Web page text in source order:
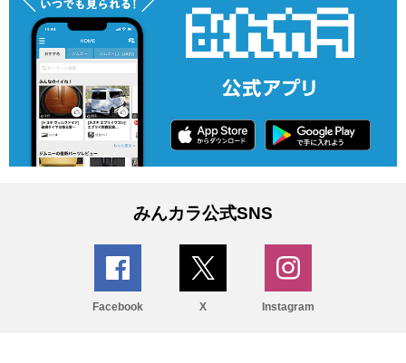
みんカラ公式SNS
Facebook X Instagram